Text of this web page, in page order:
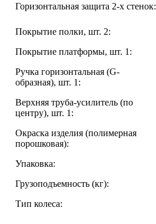
Горизонтальная защита 2-х стенок:
Покрытие полки, шт. 2:
Покрытие платформы, шт. 1:
Ручка горизонтальная (G-
образная), шт. 1:
Верхняя труба-усилитель (по
центру), шт. 1:
Окраска изделия (полимерная
порошковая):
Упаковка:
Грузоподъемность (кг):
Тип колеса: